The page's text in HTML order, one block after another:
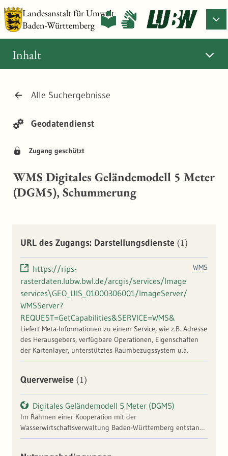
Landesanstalt für Umwelt
Baden-Württemberg
Alle Suchergebnisse
Geodatendienst
Zugang geschützt
WMS Digitales Geländemodell 5 Meter
(DGM5), Schummerung
Inhalt
URL des Zugangs: Darstellungsdienste (1)
WMS
https://rips-
rasterdaten.lubw.bwl.de/arcgis/services/Image
services\GEO_UIS_01000306001/ImageServer/
WMSServer?
REQUEST=GetCapabilities&SERVICE=WMS&
Liefert Meta-Informationen zu einem Service, wie z.B. Adresse
des Herausgebers, verfügbare Operationen, Eigenschaften
der Kartenlayer, unterstütztes Raumbezugssystem u.a.
Querverweise (1)
Digitales Geländemodell 5 Meter (DGM5)
Im Rahmen einer Kooperation mit der
Wasserwirtschaftsverwaltung Baden-Württemberg entstand
ausgehend von einer landesweiten Laserscanbefliegung in